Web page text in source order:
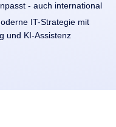
- auch international
IT-Strategie mit
und KI-Assistenz